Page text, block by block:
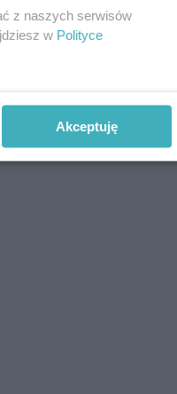
z naszych serwisów
w Polityce
Akceptuję